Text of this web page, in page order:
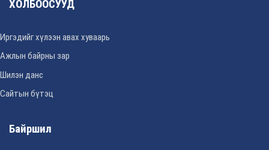
ХОЛБООСУУД
Иргэдийг хүлээн авах хуваарь
Ажлын байрны зар
Шилэн данс
Сайтын бүтэц
Байршил